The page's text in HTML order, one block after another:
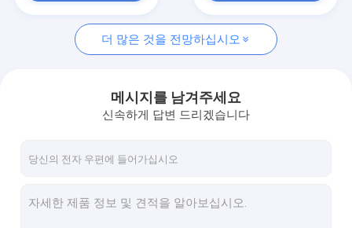
산성도 규칙
아미노산 분말
천연 풍미 증강제
더 많은 것을 전망하십시오
메시지를 남겨주세요
신속하게 답변 드리겠습니다